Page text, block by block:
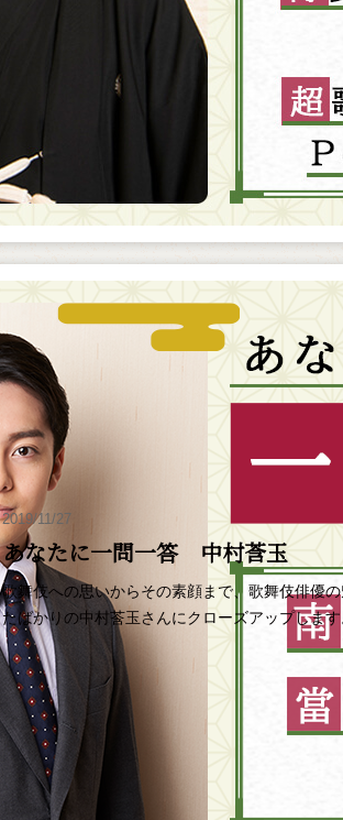
2019/11/27
あなたに一問一答 中村莟玉
歌舞伎への思いからその素顔まで、歌舞伎俳優
たばかりの中村莟玉さんにクローズアップしま